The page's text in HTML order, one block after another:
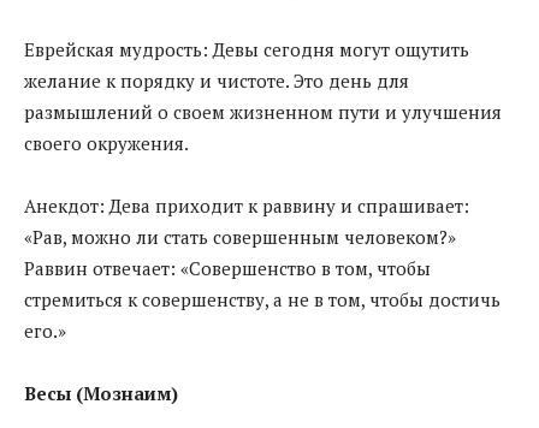
Еврейская мудрость: Девы сегодня могут ощутить
желание к порядку и чистоте. Это день для
размышлений о своем жизненном пути и улучшения
своего окружения.
Анекдот: Дева приходит к раввину и спрашивает:
«Рав, можно ли стать совершенным человеком?»
Раввин отвечает: «Совершенство в том, чтобы
стремиться к совершенству, а не в том, чтобы достичь
его.»
Весы (Мознаим)